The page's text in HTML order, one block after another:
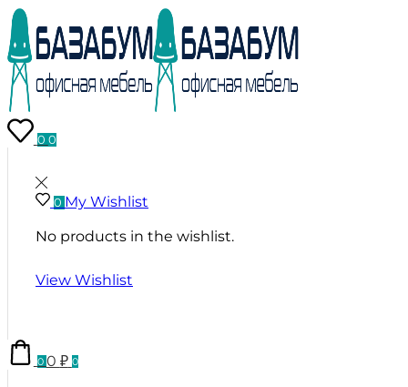
0 0
0 My Wishlist
No products in the wishlist.
View Wishlist
00 ₽ 0